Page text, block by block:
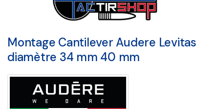
Montage Cantilever Audere Levitas
diamètre 34 mm 40 mm